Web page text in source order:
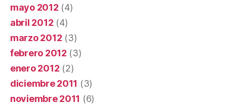
mayo 2012 (4)
abril 2012 (4)
marzo 2012 (3)
febrero 2012 (3)
enero 2012 (2)
diciembre 2011 (3)
noviembre 2011 (6)